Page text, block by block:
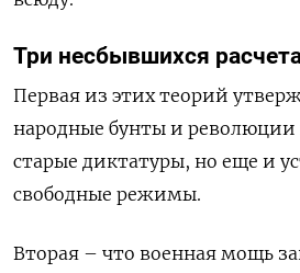
Три несбывшихся
Первая из этих теорий
народные бунты и революции
старые диктатуры, но еще и
свободные режимы.
Вторая – что военная мощь